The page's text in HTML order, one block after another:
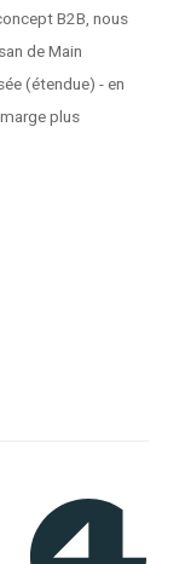
B2B, nous
de Main
(étendue) - en
plus